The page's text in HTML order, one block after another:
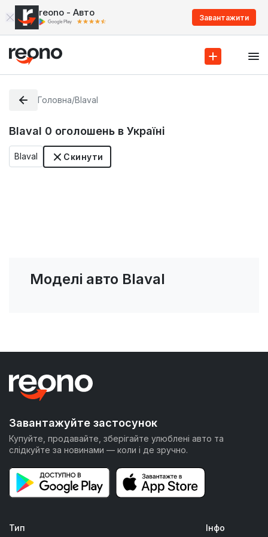
reono - Авто Завантажити
Головна/Blaval
Blaval 0 оголошень в Україні
Blaval Скинути
Моделі авто Blaval
Завантажуйте застосунок
Купуйте, продавайте, зберігайте улюблені авто та
слідкуйте за новинами — коли і де зручно.
Тип Інфо